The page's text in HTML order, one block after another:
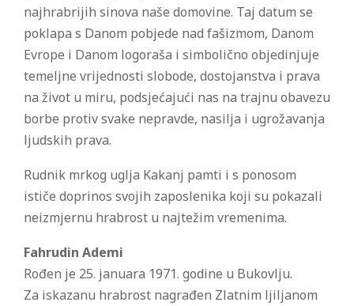
najhrabrijih sinova naše domovine. Taj datum se
poklapa s Danom pobjede nad fašizmom, Danom
Evrope i Danom logoraša i simbolično objedinjuje
temeljne vrijednosti slobode, dostojanstva i prava
na život u miru, podsjećajući nas na trajnu obavezu
borbe protiv svake nepravde, nasilja i ugrožavanja
ljudskih prava.
Rudnik mrkog uglja Kakanj pamti i s ponosom
ističe doprinos svojih zaposlenika koji su pokazali
neizmjernu hrabrost u najtežim vremenima.
Fahrudin Ademi
Rođen je 25. januara 1971. godine u Bukovlju.
Za iskazanu hrabrost nagrađen Zlatnim ljiljanom